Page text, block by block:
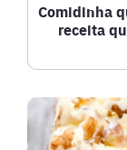
Comidinha
receita